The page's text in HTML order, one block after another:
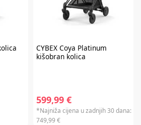
CYBEX Coya Platinum
kišobran kolica
599,99 €
*Najniža cijena u zadnjih 30 dana:
749,99 €
se nanewsletter
i iskoristite